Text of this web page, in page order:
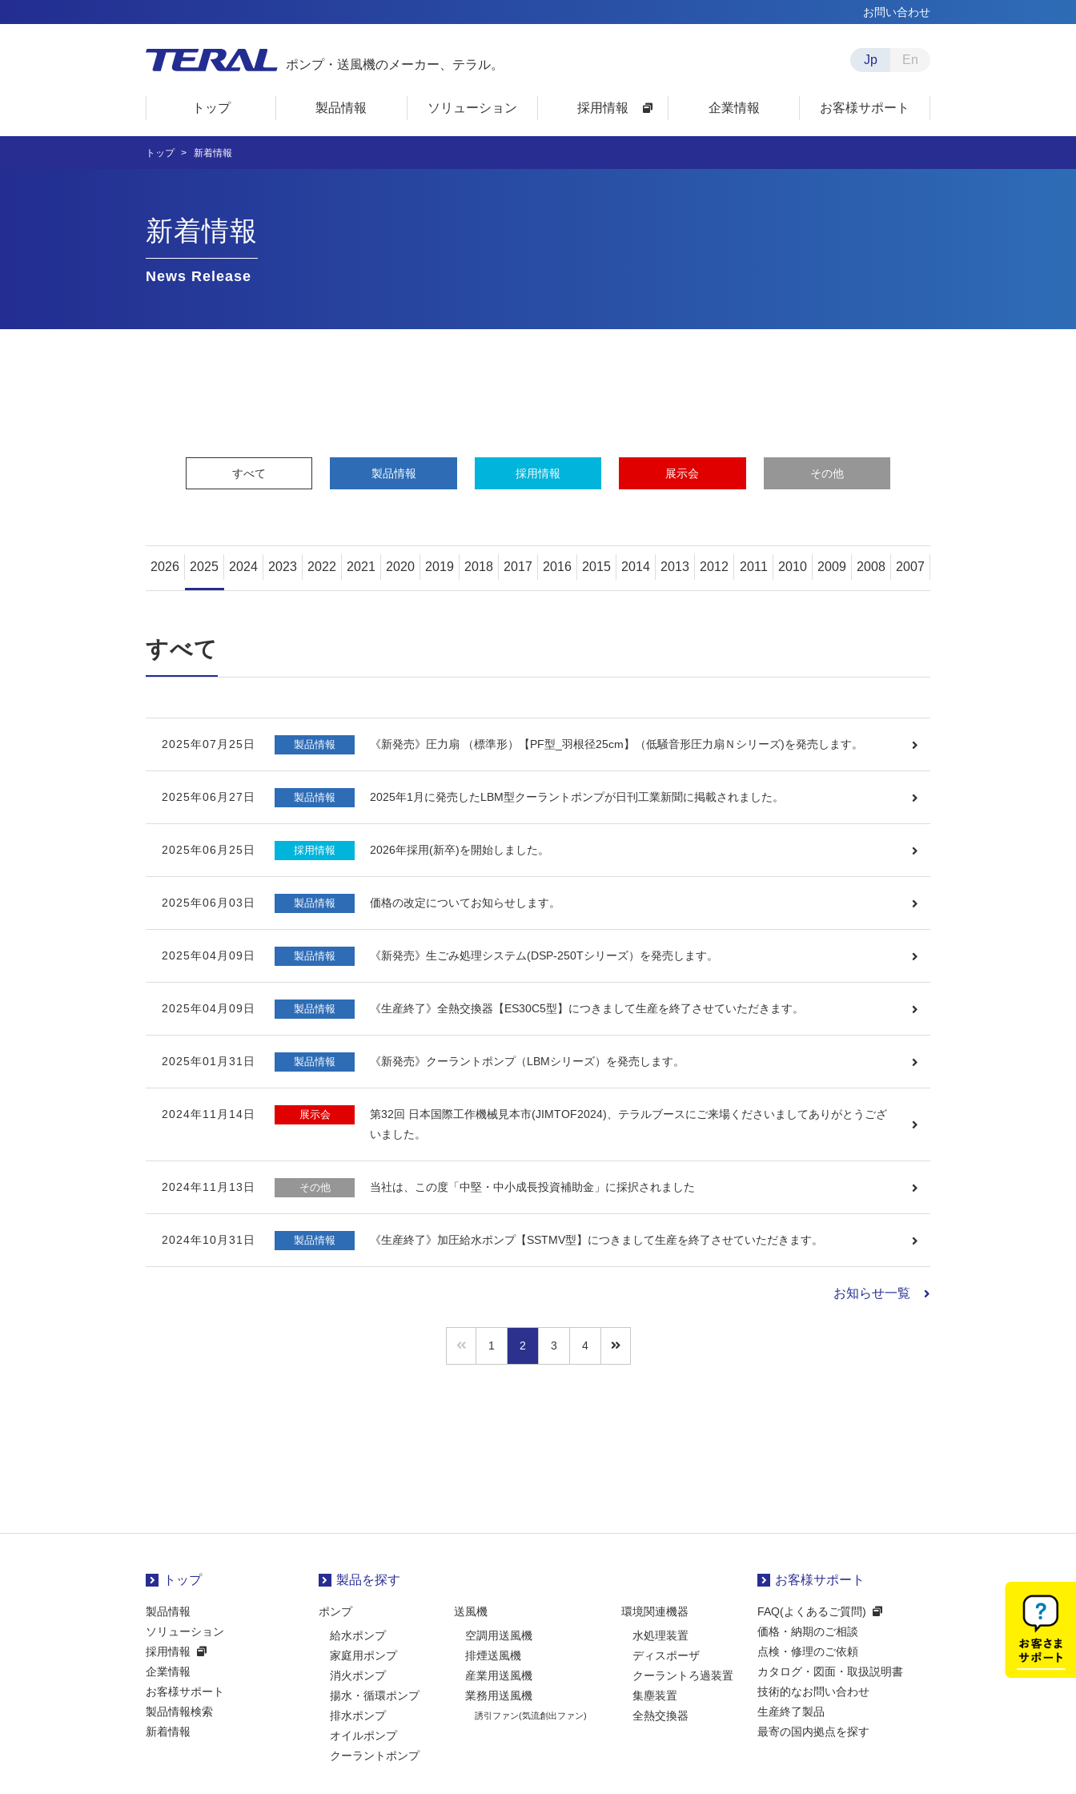
お問い合わせ
ポンプ・送風機のメーカー、テラル。 Jp En
トップ 製品情報 ソリューション 採用情報 企業情報 お客様サポート
トップ 新着情報
新着情報
News Release
すべて 製品情報 採用情報 展示会 その他
2026 2025 2024 2023 2022 2021 2020 2019 2018 2017 2016 2015 2014 2013 2012 2011 2010 2009 2008 2007
すべて
2025年07月25日 製品情報 《新発売》圧力扇 （標準形）【PF型_羽根径25cm】（低騒音形圧力扇Ｎシリーズ)を発売します。
2025年06月27日 製品情報 2025年1月に発売したLBM型クーラントポンプが日刊工業新聞に掲載されました。
2025年06月25日 採用情報 2026年採用(新卒)を開始しました。
2025年06月03日 製品情報 価格の改定についてお知らせします。
2025年04月09日 製品情報 《新発売》生ごみ処理システム(DSP-250Tシリーズ）を発売します。
2025年04月09日 製品情報 《生産終了》全熱交換器【ES30C5型】につきまして生産を終了させていただきます。
2025年01月31日 製品情報 《新発売》クーラントポンプ（LBMシリーズ）を発売します。
2024年11月14日 展示会
第32回 日本国際工作機械見本市(JIMTOF2024)、テラルブースにご来場くださいましてありがとうござ
いました。
2024年11月13日 その他 当社は、この度「中堅・中小成長投資補助金」に採択されました
2024年10月31日 製品情報 《生産終了》加圧給水ポンプ【SSTMV型】につきまして生産を終了させていただきます。
お知らせ一覧
1 2 3 4
トップ
製品情報
ソリューション
採用情報
企業情報
お客様サポート
製品情報検索
新着情報
製品を探す
ポンプ
給水ポンプ
家庭用ポンプ
消火ポンプ
揚水・循環ポンプ
排水ポンプ
オイルポンプ
クーラントポンプ
送風機
空調用送風機
排煙送風機
産業用送風機
業務用送風機
誘引ファン(気流創出ファン)
環境関連機器
水処理装置
ディスポーザ
クーラントろ過装置
集塵装置
全熱交換器
お客様サポート
FAQ(よくあるご質問)
価格・納期のご相談
点検・修理のご依頼
カタログ・図面・取扱説明書
技術的なお問い合わせ
生産終了製品
最寄の国内拠点を探す